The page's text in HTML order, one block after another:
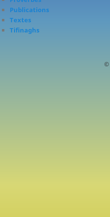
Publications
Textes
Tifinaghs
©